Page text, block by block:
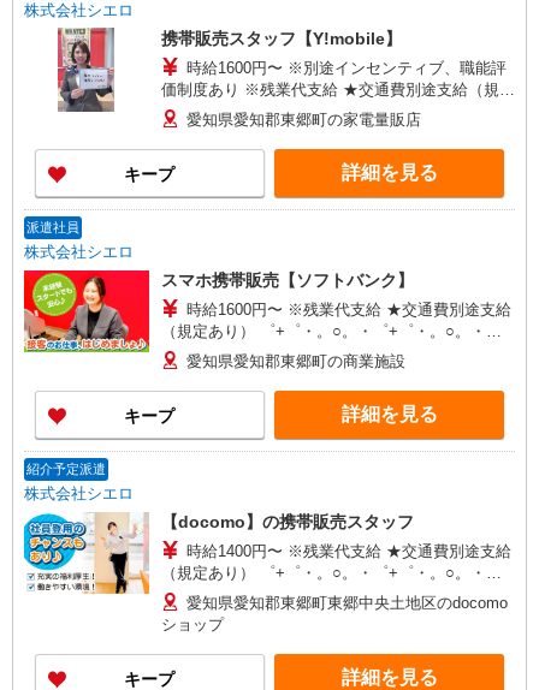
株式会社シエロ
携帯販売スタッフ【Y!mobile】
時給1600円〜 ※別途インセンティブ、職能評
価制度あり ※残業代支給 ★交通費別途支給（規定
あり） ゜+゜・。○。・゜+゜・。○。・゜+゜ 入
社祝い金10万円支給(規定有) お友達を紹介頂くと,
インセンティブ支給(規定有) ★月2回払い・週払い
可能（規程有）★ ゜・。○。・゜+゜・。○。・゜
+゜
愛知県愛知郡東郷町の家電量販店
キープ 詳細を見る
派遣社員
株式会社シエロ
スマホ携帯販売【ソフトバンク】
時給1600円〜 ※残業代支給 ★交通費別途支給
（規定あり） ゜+゜・。○。・゜+゜・。○。・゜
+゜ 入社祝い金10万円支給(規定有) お友達を紹介
頂くと, インセンティブ支給(規定有) ★月2回払
い・週払い可能（規程有）★ ゜・。○。・゜
+゜・。○。・゜+゜
愛知県愛知郡東郷町の商業施設
キープ 詳細を見る
紹介予定派遣
株式会社シエロ
【docomo】の携帯販売スタッフ
時給1400円〜 ※残業代支給 ★交通費別途支給
（規定あり） ゜+゜・。○。・゜+゜・。○。・゜
+゜ 入社祝い金10万円支給(規定有) お友達を紹介
頂くと, インセンティブ支給(規定有) ★月2回払
い・週払い可能（規程有）★ ゜・。○。・゜
+゜・。○。・゜+゜
愛知県愛知郡東郷町東郷中央土地区のdocomo
ショップ
キープ 詳細を見る